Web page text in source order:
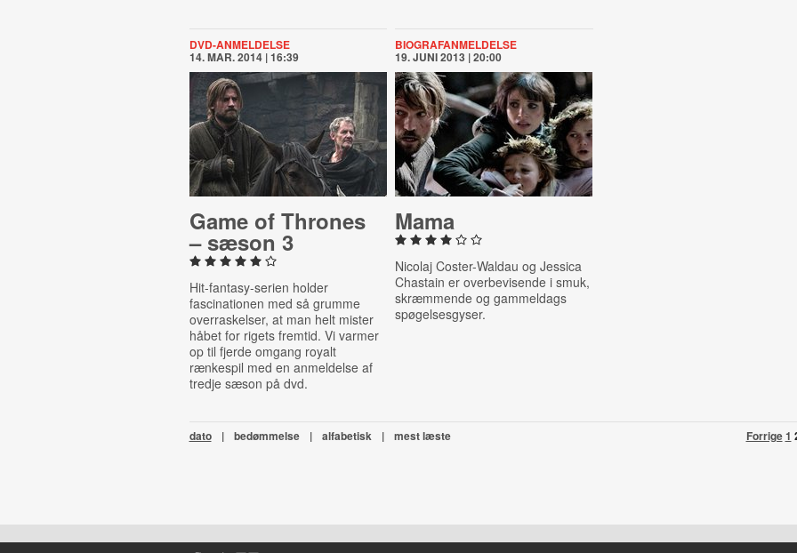
DVD-ANMELDELSE
14. MAR. 2014 | 16:39
Game of Thrones
– sæson 3
Hit-fantasy-serien holder
fascinationen med så grumme
overraskelser, at man helt mister
håbet for rigets fremtid. Vi varmer
op til fjerde omgang royalt
rænkespil med en anmeldelse af
tredje sæson på dvd.
BIOGRAFANMELDELSE
19. JUNI 2013 | 20:00
Mama
Nicolaj Coster-Waldau og Jessica
Chastain er overbevisende i smuk,
skræmmende og gammeldags
spøgelsesgyser.
Forrige1
dato | bedømmelse | alfabetisk | mest læste